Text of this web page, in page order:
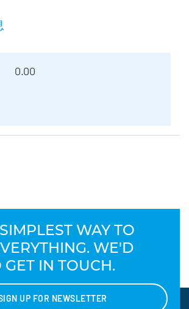
0.00
WAY TO
WE'D
GET IN TOUCH.
UP FOR NEWSLETTER